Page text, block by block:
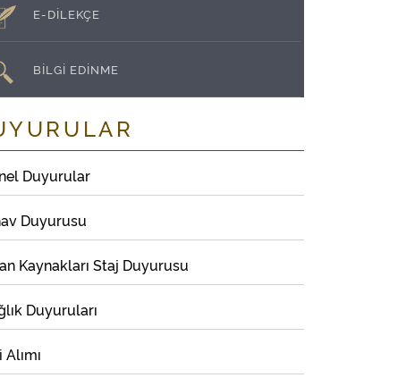
E-DİLEKÇE
BİLGİ EDİNME
Duyurular
Duyurusu
Kaynakları Staj Duyurusu
Duyuruları
Alımı